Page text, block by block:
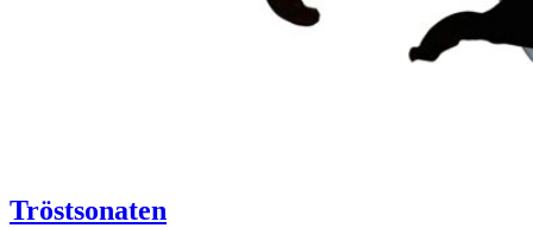
Tröstsonaten